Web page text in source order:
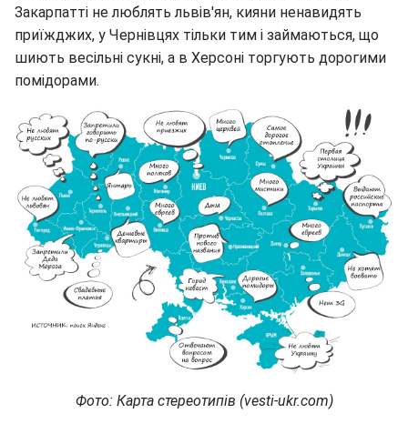
Закарпатті не люблять львів'ян, кияни ненавидять
приїжджих, у Чернівцях тільки тим і займаються, що
шиють весільні сукні, а в Херсоні торгують дорогими
помідорами.
Фото: Карта стереотипів (vesti-ukr.com)